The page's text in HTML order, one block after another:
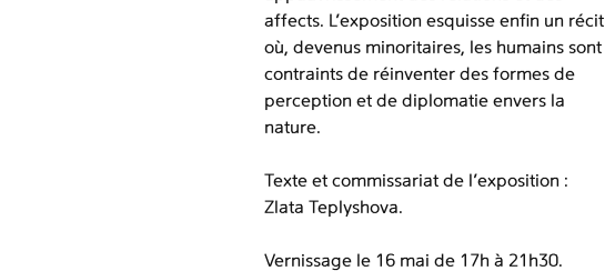
affects. L’exposition esquisse enfin un récit
où, devenus minoritaires, les humains sont
contraints de réinventer des formes de
perception et de diplomatie envers la
nature.
Texte et commissariat de l’exposition :
Zlata Teplyshova.
Vernissage le 16 mai de 17h à 21h30.